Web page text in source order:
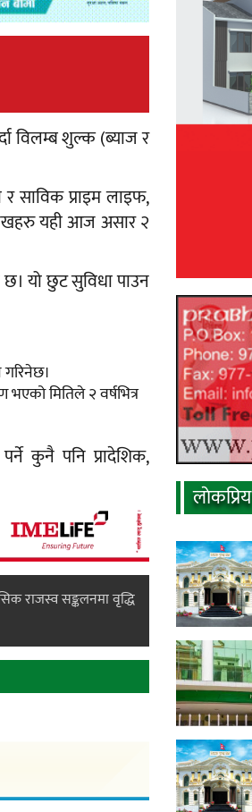
विलम्ब शुल्क (ब्याज र
साविक प्राइम लाइफ,
यही आज असार २
यो छुट सुविधा पाउन
मितिले २ वर्षभित्र
कुनै पनि प्रादेशिक,
राजस्व सङ्कलनमा वृद्धि
लाेकप्रिय